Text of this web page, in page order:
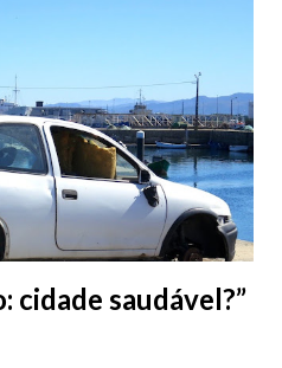
às 21h30.
cidade saudável?”